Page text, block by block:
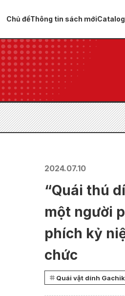
Chủ đềThông tin sách mới
2024.07.10
“Quái thú
một người
phích kỷ
chức
Quái vật dính